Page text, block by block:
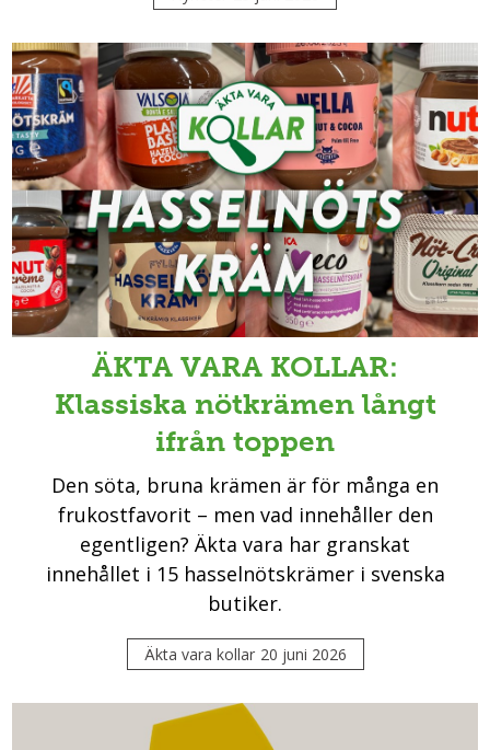
ÄKTA VARA KOLLAR:
Klassiska nötkrämen långt
ifrån toppen
Den söta, bruna krämen är för många en
frukostfavorit – men vad innehåller den
egentligen? Äkta vara har granskat
innehållet i 15 hasselnötskrämer i svenska
butiker.
Äkta vara kollar 20 juni 2026